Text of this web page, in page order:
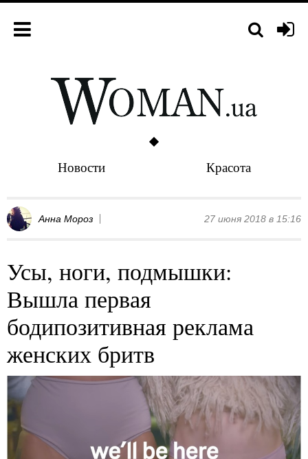
Новости Красота
Анна Мороз 27 июня 2018 в 15:16
Усы, ноги, подмышки:
Вышла первая
бодипозитивная реклама
женских бритв